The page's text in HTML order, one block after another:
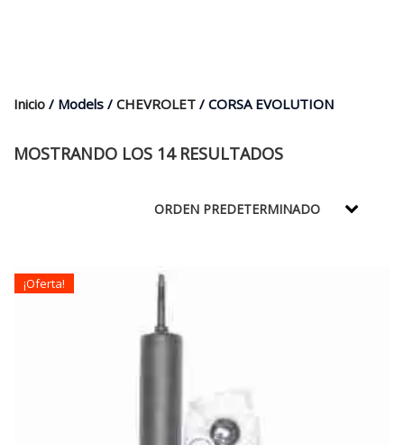
Inicio / Models / CHEVROLET / CORSA EVOLUTION
MOSTRANDO LOS 14 RESULTADOS
¡Oferta!